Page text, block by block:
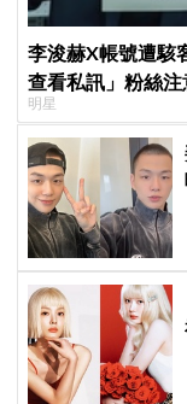
李浚赫X帳號遭駭
查看私訊」粉絲注
明星